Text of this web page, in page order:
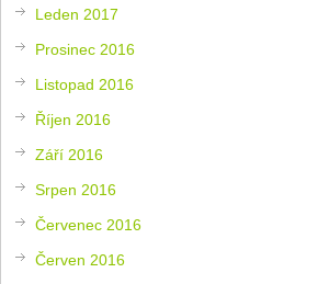
Leden 2017
Prosinec 2016
Listopad 2016
Říjen 2016
Září 2016
Srpen 2016
Červenec 2016
Červen 2016